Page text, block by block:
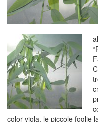
color viola, le piccole foglie